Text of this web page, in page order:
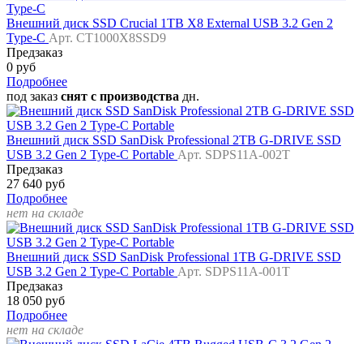
Внешний диск SSD Crucial 1TB X8 External USB 3.2 Gen 2
Type-C Арт. CT1000X8SSD9
Предзаказ
0 руб
Подробнее
под заказ снят с производства дн.
Внешний диск SSD SanDisk Professional 2TB G-DRIVE SSD
USB 3.2 Gen 2 Type-C Portable Арт. SDPS11A-002T
Предзаказ
27 640 руб
Подробнее
нет на складе
Внешний диск SSD SanDisk Professional 1TB G-DRIVE SSD
USB 3.2 Gen 2 Type-C Portable Арт. SDPS11A-001T
Предзаказ
18 050 руб
Подробнее
нет на складе